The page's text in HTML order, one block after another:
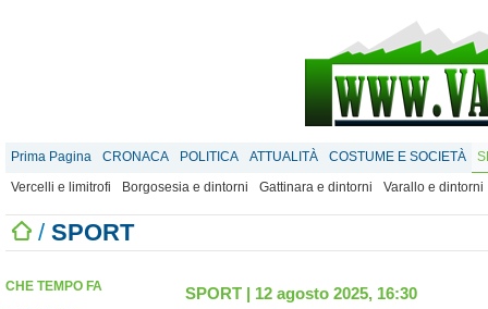
Prima Pagina CRONACA POLITICA ATTUALITÀ COSTUME E SOCIETÀ
Vercelli e limitrofi
Borgosesia e dintorni Gattinara e dintorni Varallo e dintorni
/ SPORT
CHE TEMPO FA SPORT | 12 agosto 2025, 16:30